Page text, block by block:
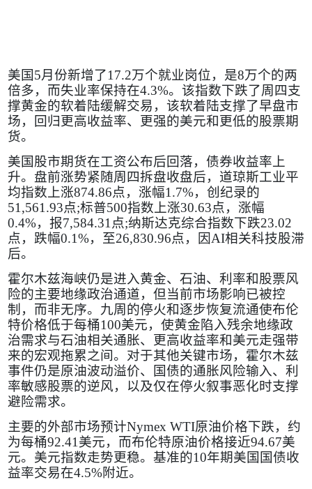
美国5月份新增了17.2万个就业岗位，是8万个的两
倍多，而失业率保持在4.3%。该指数下跌了周四支
撑黄金的软着陆缓解交易，该软着陆支撑了早盘市
场，回归更高收益率、更强的美元和更低的股票期
货。
美国股市期货在工资公布后回落，债券收益率上
升。盘前涨势紧随周四拆盘收盘后，道琼斯工业平
均指数上涨874.86点，涨幅1.7%，创纪录的
51,561.93点;标普500指数上涨30.63点，涨幅
0.4%，报7,584.31 点;纳斯达克综合指数下跌23.02
点，跌幅0.1%，至26,830.96点，因AI相关科技股滞
后。
霍尔木兹海峡仍是进入黄金、石油、利率和股票风
险的主要地缘政治通道，但当前市场影响已被控
制，而非无序。九周的停火和逐步恢复流通使布伦
特价格低于每桶100美元，使黄金陷入残余地缘政
治需求与石油相关通胀、更高收益率和美元走强带
来的宏观拖累之间。对于其他关键市场，霍尔木兹
事件仍是原油波动溢价、国债的通胀风险输入、利
率敏感股票的逆风，以及仅在停火叙事恶化时支撑
避险需求。
主要的外部市场预计Nymex WTI原油价格下跌，约
为每桶92.41 美元，而布伦特原油价格接近94.67美
元。美元指数走势更稳。基准的10年期美国国债收
益率交易在4.5%附近。